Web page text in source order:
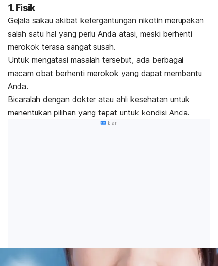
1. Fisik
Gejala sakau akibat ketergantungan nikotin merupakan
salah satu hal yang perlu Anda atasi, meski berhenti
merokok terasa sangat susah.
Untuk mengatasi masalah tersebut, ada berbagai
macam obat berhenti merokok yang dapat membantu
Anda.
Bicaralah dengan dokter atau ahli kesehatan untuk
menentukan pilihan yang tepat untuk kondisi Anda.
Iklan